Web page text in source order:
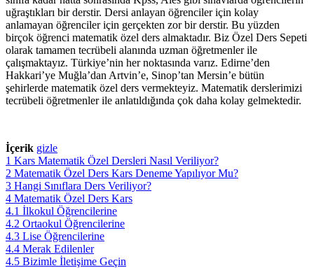
uğraştıkları bir derstir. Dersi anlayan öğrenciler için kolay
anlamayan öğrenciler için gerçekten zor bir derstir. Bu yüzden
birçok öğrenci matematik özel ders almaktadır. Biz Özel Ders Sepeti
olarak tamamen tecrübeli alanında uzman öğretmenler ile
çalışmaktayız. Türkiye’nin her noktasında varız. Edirne’den
Hakkari’ye Muğla’dan Artvin’e, Sinop’tan Mersin’e bütün
şehirlerde matematik özel ders vermekteyiz. Matematik derslerimizi
tecrübeli öğretmenler ile anlatıldığında çok daha kolay gelmektedir.
İçerik gizle
1 Kars Matematik Özel Dersleri Nasıl Veriliyor?
2 Matematik Özel Ders Kars Deneme Yapılıyor Mu?
3 Hangi Sınıflara Ders Veriliyor?
4 Matematik Özel Ders Kars
4.1 İlkokul Öğrencilerine
4.2 Ortaokul Öğrencilerine
4.3 Lise Öğrencilerine
4.4 Merak Edilenler
4.5 Bizimle İletişime Geçin